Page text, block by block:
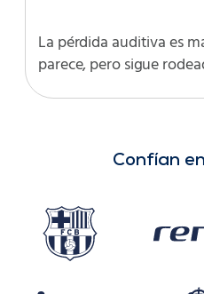
La pérdida auditiva es
parece, pero sigue
Confían